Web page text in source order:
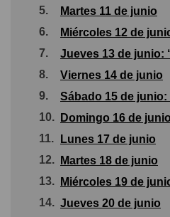
5.
Martes 11 de junio
6.
Miércoles 12 de
7.
Jueves 13 de junio:
8.
Viernes 14 de junio
9.
Sábado 15 de junio:
10.
Domingo 16 de junio
11.
Lunes 17 de junio
12.
Martes 18 de junio
13.
Miércoles 19 de
14. Jueves 20 de junio